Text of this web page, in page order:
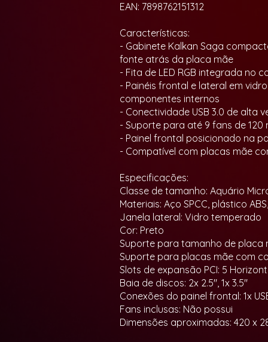
EAN: 7898762151312
Características:
- Gabinete Kalkan Saga
fonte atrás da placa mãe
- Fita de LED RGB integrada no
- Painéis frontal e lateral em
componentes internos
- Conectividade USB 3.0 de alta
- Suporte para até 9 fans de
- Painel frontal posicionado na
- Compatível com placas mãe
Especificações:
Classe de tamanho: Aquário
Materiais: Aço SPCC, plástico
Janela lateral: Vidro temperado
Cor: Preto
Suporte para tamanho de placa
Suporte para placas mãe com
Slots de expansão PCI: 5
Baia de discos: 2x 2.5", 1x 3.5"
Conexões do painel frontal: 1x
Fans inclusas: Não possui
Dimensões aproximadas: 420 x